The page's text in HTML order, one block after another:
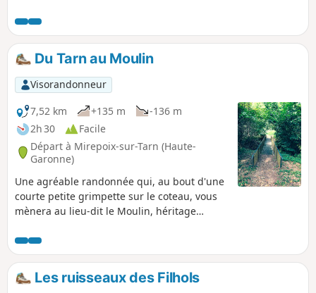
à l'intérieur de la boucle pour 2 fois plus de plaisir !
Du Tarn au Moulin
Visorandonneur
7,52 km
+135 m
-136 m
2h 30
Facile
Départ à Mirepoix-sur-Tarn (Haute-
Garonne)
Une agréable randonnée qui, au bout d'une
courte petite grimpette sur le coteau, vous
mènera au lieu-dit le Moulin, héritage
pourrez imaginer les champs d'autrefois et
bénéficier de jolis panoramas sur la
campagne environnante avant de regagner
les bords de la rivière.
Les ruisseaux des Filhols